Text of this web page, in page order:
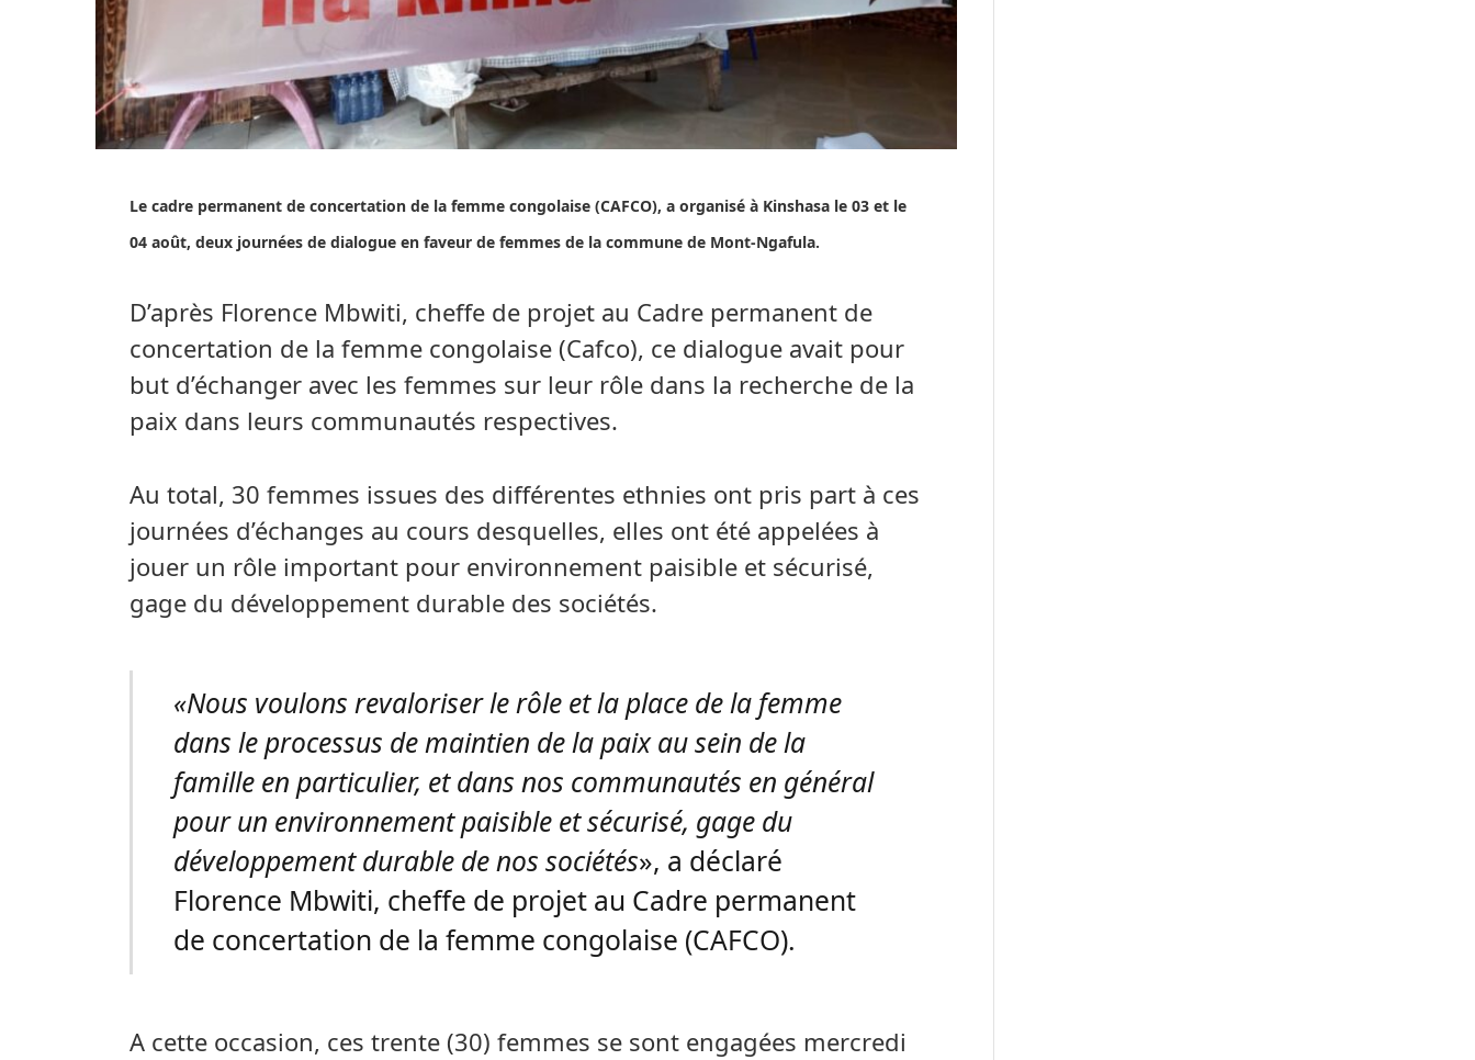
Le cadre permanent de concertation de la femme congolaise (CAFCO), a organisé à Kinshasa le 03 et le
04 août, deux journées de dialogue en faveur de femmes de la commune de Mont-Ngafula.
D’après Florence Mbwiti, cheffe de projet au Cadre permanent de
concertation de la femme congolaise (Cafco), ce dialogue avait pour
but d’échanger avec les femmes sur leur rôle dans la recherche de la
paix dans leurs communautés respectives.
Au total, 30 femmes issues des différentes ethnies ont pris part à ces
journées d’échanges au cours desquelles, elles ont été appelées à
jouer un rôle important pour environnement paisible et sécurisé,
gage du développement durable des sociétés.
«Nous voulons revaloriser le rôle et la place de la femme
dans le processus de maintien de la paix au sein de la
famille en particulier, et dans nos communautés en général
pour un environnement paisible et sécurisé, gage du
développement durable de nos sociétés», a déclaré
Florence Mbwiti, cheffe de projet au Cadre permanent
de concertation de la femme congolaise (CAFCO).
A cette occasion, ces trente (30) femmes se sont engagées mercredi